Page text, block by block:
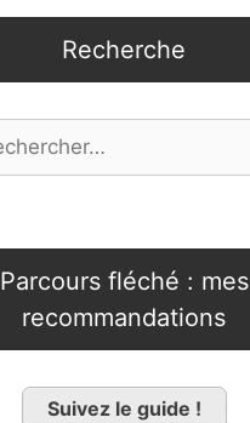
Recherche
Parcours fléché : mes
recommandations
Suivez le guide !